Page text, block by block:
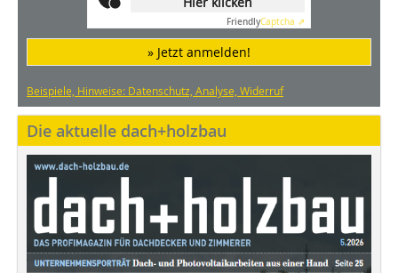
FriendlyCaptcha ⇗
» Jetzt anmelden!
Beispiele, Hinweise: Datenschutz, Analyse, Widerruf
Die aktuelle dach+holzbau